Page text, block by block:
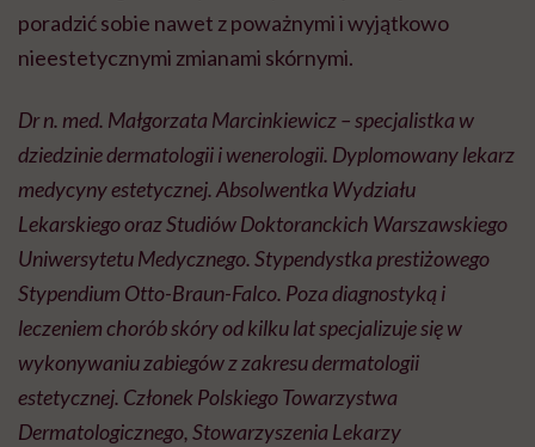
poradzić sobie nawet z poważnymi i wyjątkowo
nieestetycznymi zmianami skórnymi.
Dr n. med. Małgorzata Marcinkiewicz – specjalistka w
dziedzinie dermatologii i wenerologii. Dyplomowany lekarz
medycyny estetycznej. Absolwentka Wydziału
Lekarskiego oraz Studiów Doktoranckich Warszawskiego
Uniwersytetu Medycznego. Stypendystka prestiżowego
Stypendium Otto-Braun-Falco. Poza diagnostyką i
leczeniem chorób skóry od kilku lat specjalizuje się w
wykonywaniu zabiegów z zakresu dermatologii
estetycznej. Członek Polskiego Towarzystwa
Dermatologicznego, Stowarzyszenia Lekarzy